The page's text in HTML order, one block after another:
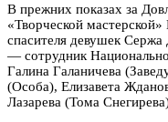
В прежних показах за
«Творческой
спасителя девушек
— сотрудник
Галина Галаничева
(Особа), Елизавета
Лазарева (Тома